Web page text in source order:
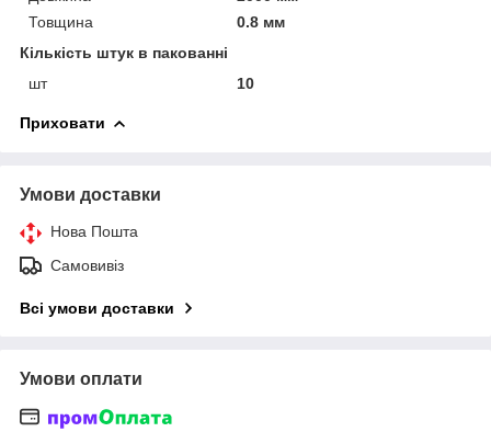
Товщина
0.8 мм
Кількість штук в пакованні
шт
10
Приховати
Умови доставки
Нова Пошта
Самовивіз
Всі умови доставки
Умови оплати